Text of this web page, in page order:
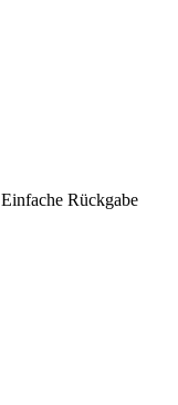
Einfache Rückgabe